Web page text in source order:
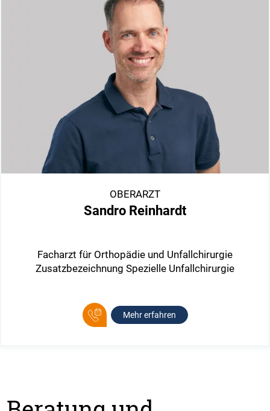
OBERARZT
Sandro Reinhardt
Facharzt für Orthopädie und Unfallchirurgie
Zusatzbezeichnung Spezielle Unfallchirurgie
Mehr erfahren